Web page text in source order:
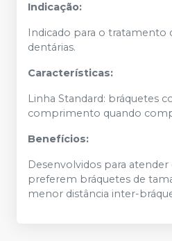
Indicação:
Indicado para o tratamento
dentárias.
Características:
Linha Standard: bráquetes
comprimento quando
Benefícios:
Desenvolvidos para
preferem bráquetes de
menor distância inter-